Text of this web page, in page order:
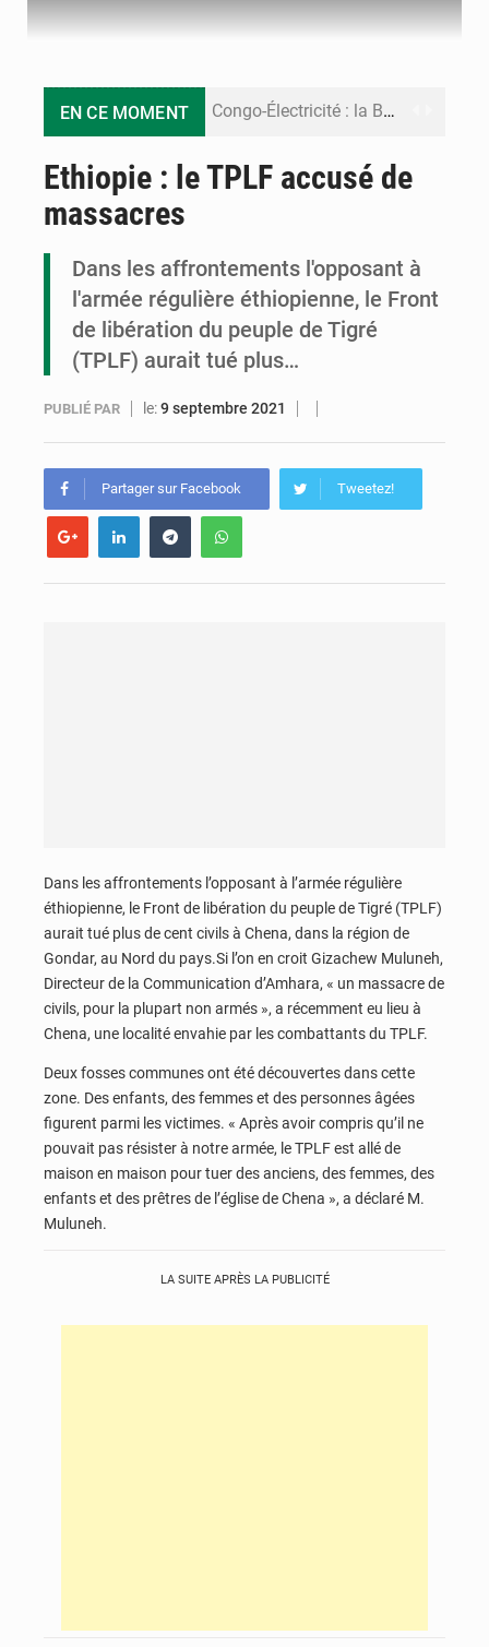
EN CE MOMENT Congo-Électricité : la BAD renforce son appui pour accélérer les investissements
Cémac : la Commission présente à Denis Sassou N’Guesso sa feuille de route
Congo : l’UDSN célèbre 393 nouveaux diplômés et mise sur l’excellence académique
Ethiopie : le TPLF accusé de
massacres
Dans les affrontements l'opposant à
l'armée régulière éthiopienne, le Front
de libération du peuple de Tigré
(TPLF) aurait tué plus…
PUBLIÉ PAR le:9 septembre 2021
Partager sur Facebook Tweetez!
Dans les affrontements l’opposant à l’armée régulière
éthiopienne, le Front de libération du peuple de Tigré (TPLF)
aurait tué plus de cent civils à Chena, dans la région de
Gondar, au Nord du pays.Si l’on en croit Gizachew Muluneh,
Directeur de la Communication d’Amhara, « un massacre de
civils, pour la plupart non armés », a récemment eu lieu à
Chena, une localité envahie par les combattants du TPLF.
Deux fosses communes ont été découvertes dans cette
zone. Des enfants, des femmes et des personnes âgées
figurent parmi les victimes. « Après avoir compris qu’il ne
pouvait pas résister à notre armée, le TPLF est allé de
maison en maison pour tuer des anciens, des femmes, des
enfants et des prêtres de l’église de Chena », a déclaré M.
Muluneh.
LA SUITE APRÈS LA PUBLICITÉ